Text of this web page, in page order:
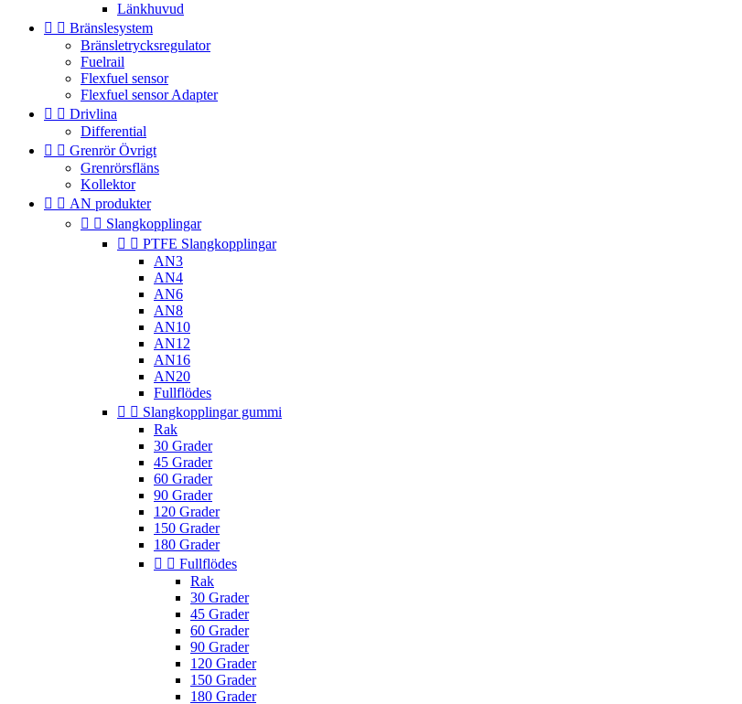
Länkhuvud
  Bränslesystem
Bränsletrycksregulator
Fuelrail
Flexfuel sensor
Flexfuel sensor Adapter
  Drivlina
Differential
  Grenrör Övrigt
Grenrörsfläns
Kollektor
  AN produkter
  Slangkopplingar
  PTFE Slangkopplingar
AN3
AN4
AN6
AN8
AN10
AN12
AN16
AN20
Fullflödes
  Slangkopplingar gummi
Rak
30 Grader
45 Grader
60 Grader
90 Grader
120 Grader
150 Grader
180 Grader
  Fullflödes
Rak
30 Grader
45 Grader
60 Grader
90 Grader
120 Grader
150 Grader
180 Grader